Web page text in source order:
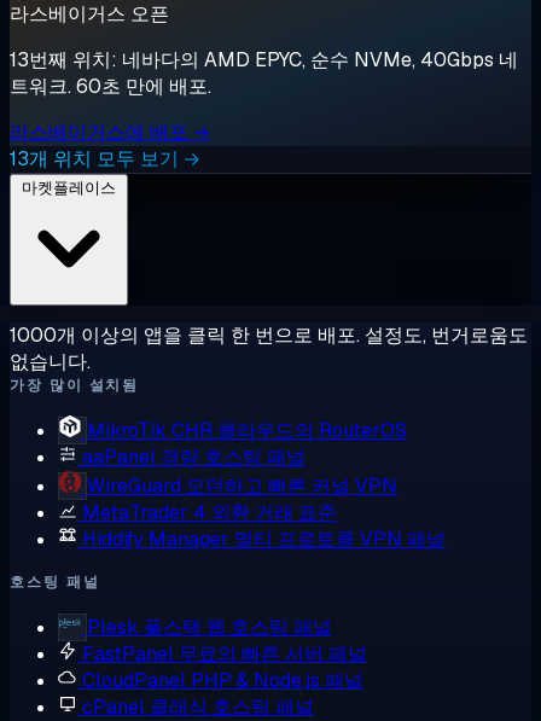
라스베이거스 오픈
13번째 위치: 네바다의 AMD EPYC, 순수 NVMe, 40Gbps 네
트워크. 60초 만에 배포.
라스베이거스에 배포 →
13개 위치 모두 보기 →
1000개 이상의 앱을 클릭 한 번으로 배포. 설정도, 번거로움도
없습니다.
가장 많이 설치됨
MikroTik CHR 클라우드의 RouterOS
aaPanel 경량 호스팅 패널
WireGuard 모던하고 빠른 커널 VPN
MetaTrader 4 외환 거래 표준
Hiddify Manager 멀티 프로토콜 VPN 패널
호스팅 패널
Plesk 풀스택 웹 호스팅 패널
FastPanel 무료의 빠른 서버 패널
CloudPanel PHP & Node.js 패널
cPanel 클래식 호스팅 패널